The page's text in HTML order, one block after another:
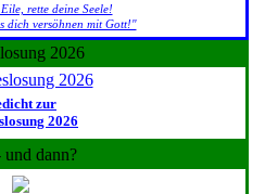
rette deine Seele!
dich versöhnen mit Gott!"
2026
zur
2026
und dann?